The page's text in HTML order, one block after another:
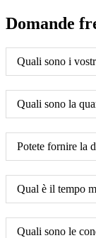
Domande
Quali sono i
Quali sono la
Potete fornire la
Qual è il tempo
Quali sono le